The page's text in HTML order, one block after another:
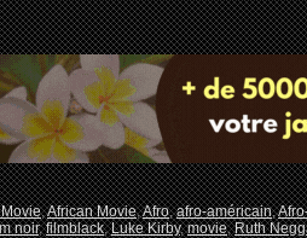
,African Movie,Afro,afro-américain,
noir,filmblack,Luke Kirby,movie,Ruth